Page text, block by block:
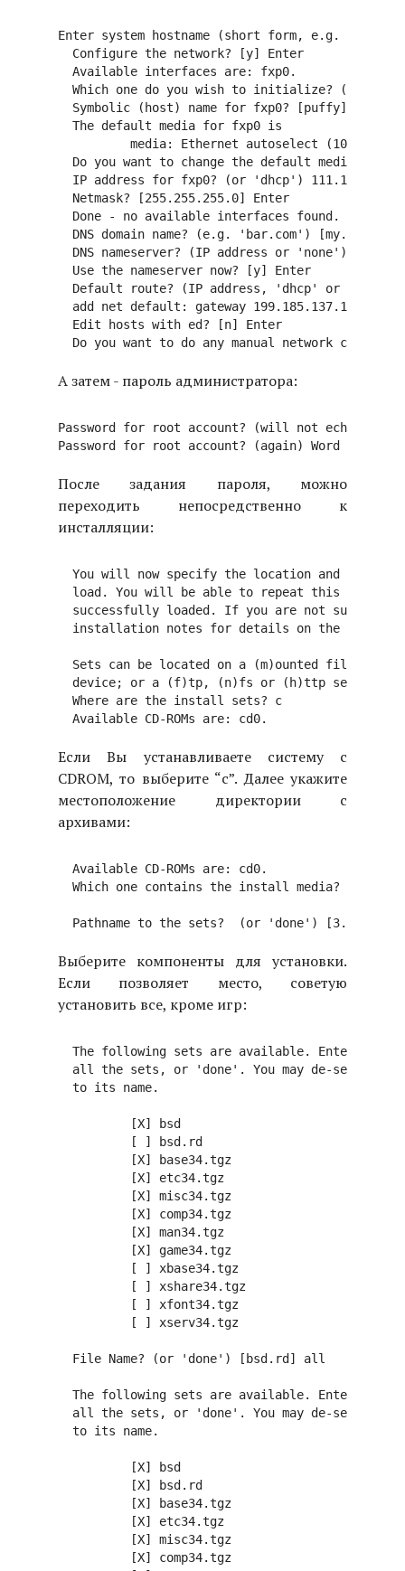
Enter system hostname (short form, e.g. 'foo'):
  Configure the network? [y] Enter
  Available interfaces are: fxp0.
Which one do you wish to initialize? (or
  Symbolic (host) name for fxp0? [puffy] Enter
  The default media for fxp0 is
media: Ethernet autoselect (100baseTX
Do you want to change the default media? [n]
IP address for fxp0? (or 'dhcp')
  Netmask? [255.255.255.0] Enter
  Done - no available interfaces found.
DNS domain name? (e.g. 'bar.com') [my.domain]
DNS nameserver? (IP address or 'none') [none]
  Use the nameserver now? [y] Enter
Default route? (IP address, 'dhcp' or 'none')
  add net default: gateway 199.185.137.128
  Edit hosts with ed? [n] Enter
А затем - пароль администратора:
Password for root account? (will not echo) Wоrd
После задания пароля, можно
переходить непосредственно к
инсталляции:
You will now specify the location and names
load. You will be able to repeat this step
successfully loaded. If you are not sure
installation notes for details on the
Sets can be located on a (m)ounted
  device; or a (f)tp, (n)fs or (h)ttp server.
  Where are the install sets? c
Если Вы устанавливаете систему с
СDROM, то выберите “с”. Далее укажите
местоположение директории с
архивами:
  Available CD-ROMs are: cd0.
Which one contains the install media? (or
Выберите компоненты для установки.
Если позволяет место, советую
установить все, кроме игр:
The following sets are available. Enter a
all the sets, or 'done'. You may de-select a
  to its name.
          [X] bsd
          [ ] bsd.rd
          [X] base34.tgz
          [X] etc34.tgz
          [X] misc34.tgz
          [X] comp34.tgz
          [X] man34.tgz
          [X] game34.tgz
          [ ] xbase34.tgz
          [ ] xshare34.tgz
          [ ] xfont34.tgz
          [ ] xserv34.tgz
  File Name? (or 'done') [bsd.rd] all
The following sets are available. Enter a
all the sets, or 'done'. You may de-select a
  to its name.
          [X] bsd
          [X] bsd.rd
          [X] base34.tgz
          [X] etc34.tgz
          [X] misc34.tgz
          [X] comp34.tgz